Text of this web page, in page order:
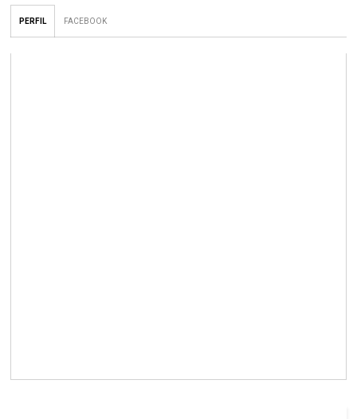
PERFIL FACEBOOK